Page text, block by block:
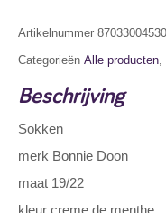
Artikelnummer
Categorieën Alle producten,
Beschrijving
Sokken
merk Bonnie Doon
maat 19/22
kleur creme de menthe